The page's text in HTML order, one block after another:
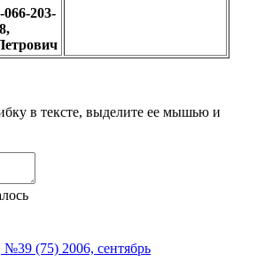
066-203-
в тексте, выделите ее мышью и
№39 (75) 2006, сентябрь